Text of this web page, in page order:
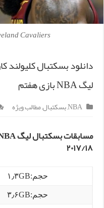
Cavaliers
دانلود بسکتبال کلیولند
لیگ NBA بازی هفتم
NBA
,بسکتبال,مطالب ویژه
۲۰۱۷/۱۸
حجم:۱٫۳GB
حجم:۳٫۶GB